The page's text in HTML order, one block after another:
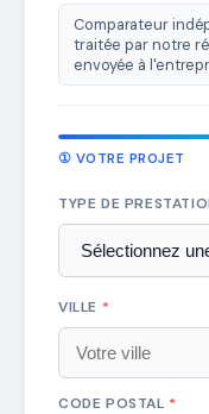
Comparateur
traitée par notre
envoyée à
① VOTRE PROJET
TYPE DE
VILLE *
CODE POSTAL *